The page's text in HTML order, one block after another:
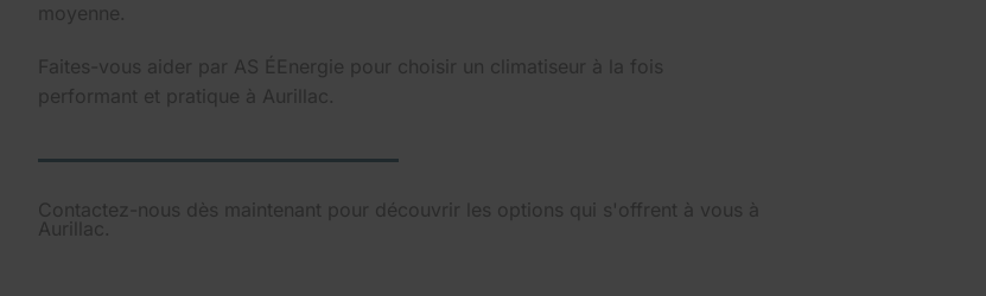
moyenne.
Faites-vous aider par AS ÉEnergie pour choisir un climatiseur à la fois
performant et pratique à Aurillac.
Contactez-nous dès maintenant pour découvrir les options qui s'offrent à vous à
Aurillac.